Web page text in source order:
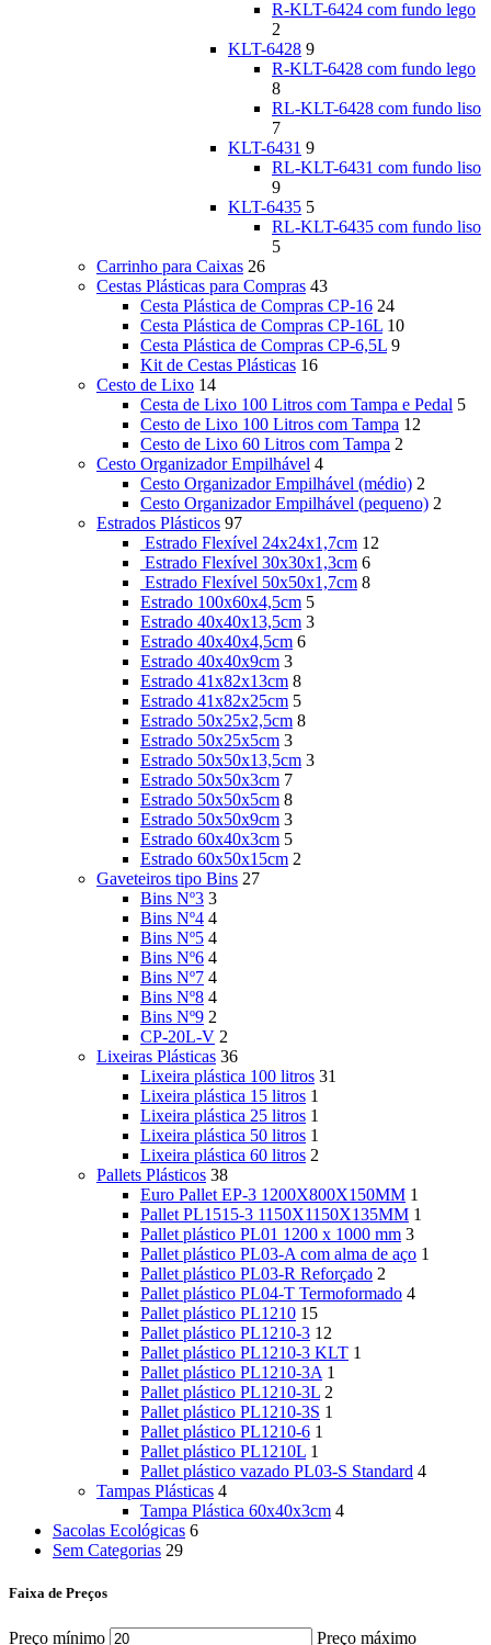
R-KLT-6424 com fundo lego
2
KLT-6428 9
R-KLT-6428 com fundo lego
8
RL-KLT-6428 com fundo liso
7
KLT-6431 9
RL-KLT-6431 com fundo liso
9
KLT-6435 5
RL-KLT-6435 com fundo liso
5
Carrinho para Caixas 26
Cestas Plásticas para Compras 43
Cesta Plástica de Compras CP-16 24
Cesta Plástica de Compras CP-16L 10
Cesta Plástica de Compras CP-6,5L 9
Kit de Cestas Plásticas 16
Cesto de Lixo 14
Cesta de Lixo 100 Litros com Tampa e Pedal 5
Cesto de Lixo 100 Litros com Tampa 12
Cesto de Lixo 60 Litros com Tampa 2
Cesto Organizador Empilhável 4
Cesto Organizador Empilhável (médio) 2
Cesto Organizador Empilhável (pequeno) 2
Estrados Plásticos 97
Estrado Flexível 24x24x1,7cm 12
Estrado Flexível 30x30x1,3cm 6
Estrado Flexível 50x50x1,7cm 8
Estrado 100x60x4,5cm 5
Estrado 40x40x13,5cm 3
Estrado 40x40x4,5cm 6
Estrado 40x40x9cm 3
Estrado 41x82x13cm 8
Estrado 41x82x25cm 5
Estrado 50x25x2,5cm 8
Estrado 50x25x5cm 3
Estrado 50x50x13,5cm 3
Estrado 50x50x3cm 7
Estrado 50x50x5cm 8
Estrado 50x50x9cm 3
Estrado 60x40x3cm 5
Estrado 60x50x15cm 2
Gaveteiros tipo Bins 27
Bins Nº3 3
Bins Nº4 4
Bins Nº5 4
Bins Nº6 4
Bins Nº7 4
Bins Nº8 4
Bins Nº9 2
CP-20L-V 2
Lixeiras Plásticas 36
Lixeira plástica 100 litros 31
Lixeira plástica 15 litros 1
Lixeira plástica 25 litros 1
Lixeira plástica 50 litros 1
Lixeira plástica 60 litros 2
Pallets Plásticos 38
Euro Pallet EP-3 1200X800X150MM 1
Pallet PL1515-3 1150X1150X135MM 1
Pallet plástico PL01 1200 x 1000 mm 3
Pallet plástico PL03-A com alma de aço 1
Pallet plástico PL03-R Reforçado 2
Pallet plástico PL04-T Termoformado 4
Pallet plástico PL1210 15
Pallet plástico PL1210-3 12
Pallet plástico PL1210-3 KLT 1
Pallet plástico PL1210-3A 1
Pallet plástico PL1210-3L 2
Pallet plástico PL1210-3S 1
Pallet plástico PL1210-6 1
Pallet plástico PL1210L 1
Pallet plástico vazado PL03-S Standard 4
Tampas Plásticas 4
Tampa Plástica 60x40x3cm 4
Sacolas Ecológicas 6
Sem Categorias 29
Faixa de Preços
Preço mínimo Preço máximo